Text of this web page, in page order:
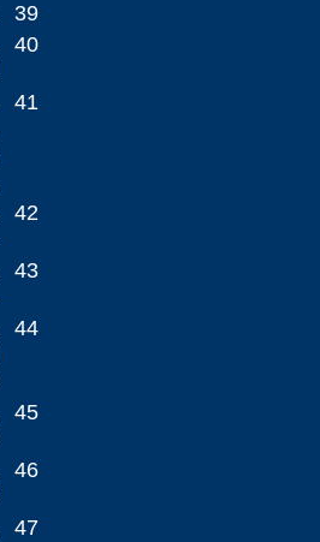
39
40
41
42
43
44
45
46
47